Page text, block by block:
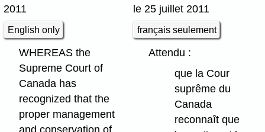
2011
English only
le 25 juillet 2011
français seulement
WHEREAS the
Supreme Court of
Canada has
recognized that the
proper management
Attendu :
que la Cour
suprême du
Canada
reconnaît que